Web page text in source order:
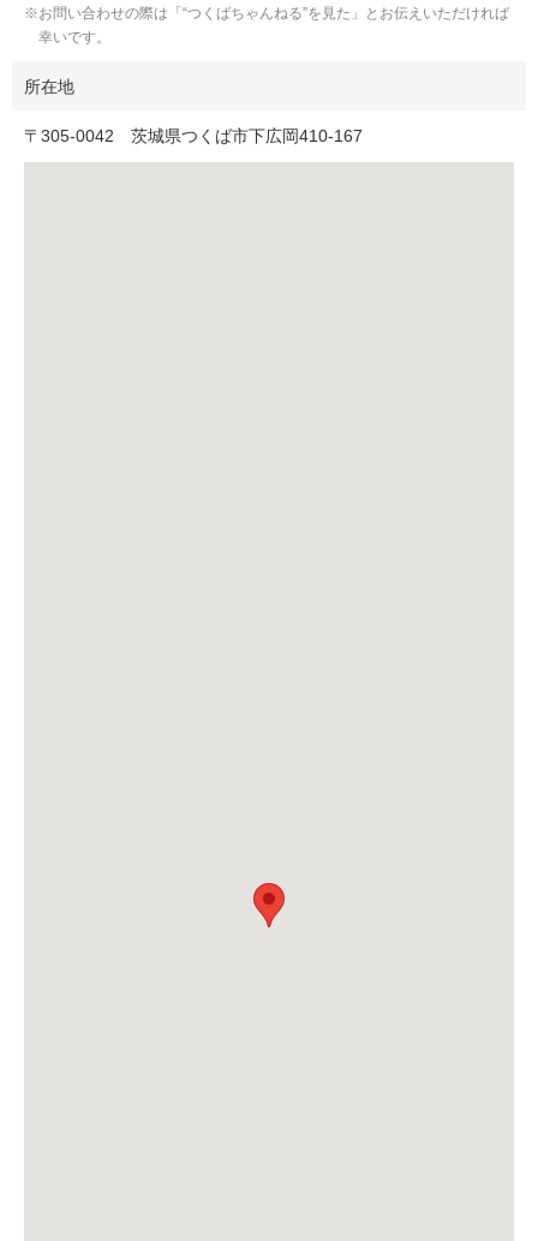
お問い合わせの際は「“つくばちゃんねる”を見た」とお伝えいただければ
幸いです。
所在地
〒 305-0042 茨城県つくば市下広岡410-167